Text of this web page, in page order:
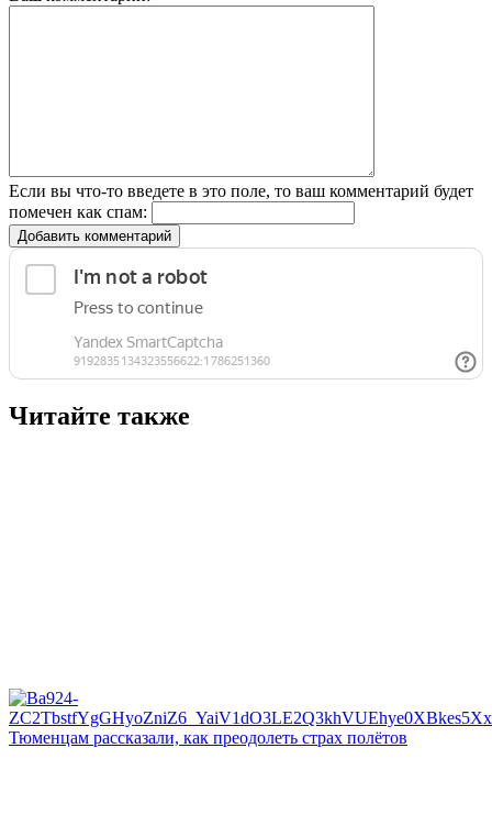
Если вы что-то введете в это поле, то ваш комментарий будет
помечен как спам:
Добавить комментарий
Читайте также
Тюменцам рассказали, как преодолеть страх полётов